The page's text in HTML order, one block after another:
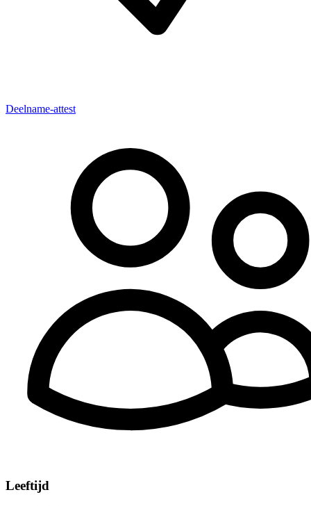
Deelname-attest
Leeftijd